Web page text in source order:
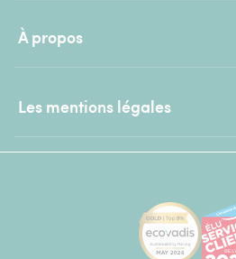
À propos
Les mentions légales